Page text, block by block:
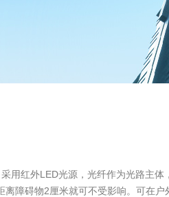
用红外LED光源，光纤作为光路主体
障碍物2厘米就可不受影响。可在户